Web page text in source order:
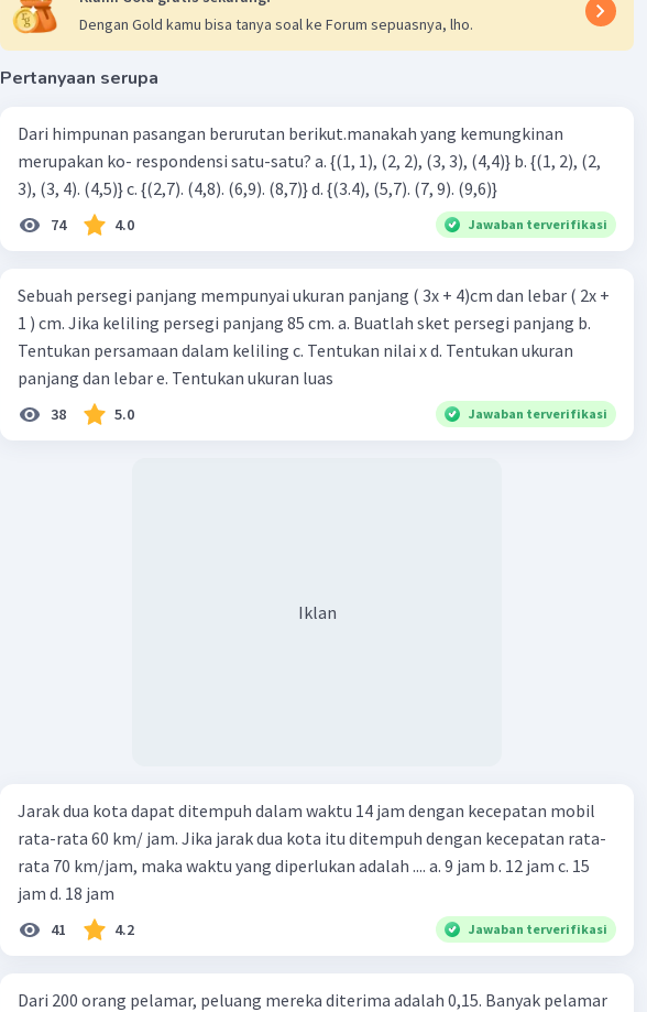
Jawaban terverifikasi
jawabannya adalah D.
Beri Rating (0 Balas
Dengan Gold kamu bisa tanya soal ke Forum sepuasnya, lho.
Pertanyaan serupa
Dari himpunan pasangan berurutan berikut.manakah yang kemungkinan
merupakan ko- respondensi satu-satu? a. {(1, 1), (2, 2), (3, 3), (4,4)} b. {(1, 2), (2,
3), (3, 4). (4,5)} c. {(2,7). (4,8). (6,9). (8,7)} d. {(3.4), (5,7). (7, 9). (9,6)}
74 4.0 Jawaban terverifikasi
Sebuah persegi panjang mempunyai ukuran panjang ( 3x + 4)cm dan lebar ( 2x +
1 ) cm. Jika keliling persegi panjang 85 cm. a. Buatlah sket persegi panjang b.
Tentukan persamaan dalam keliling c. Tentukan nilai x d. Tentukan ukuran
panjang dan lebar e. Tentukan ukuran luas
38 5.0 Jawaban terverifikasi
Iklan
Jarak dua kota dapat ditempuh dalam waktu 14 jam dengan kecepatan mobil
rata-rata 60 km/ jam. Jika jarak dua kota itu ditempuh dengan kecepatan rata-
rata 70 km/jam, maka waktu yang diperlukan adalah .... a. 9 jam b. 12 jam c. 15
jam d. 18 jam
41 4.2 Jawaban terverifikasi
Dari 200 orang pelamar, peluang mereka diterima adalah 0,15. Banyak pelamar